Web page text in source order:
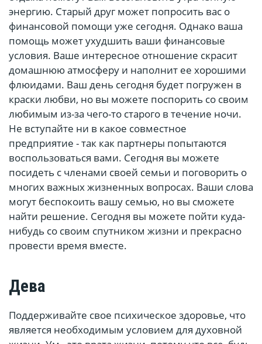
энергию. Старый друг может попросить вас о
финансовой помощи уже сегодня. Однако ваша
помощь может ухудшить ваши финансовые
условия. Ваше интересное отношение скрасит
домашнюю атмосферу и наполнит ее хорошими
флюидами. Ваш день сегодня будет погружен в
краски любви, но вы можете поспорить со своим
любимым из-за чего-то старого в течение ночи.
Не вступайте ни в какое совместное
предприятие - так как партнеры попытаются
воспользоваться вами. Сегодня вы можете
посидеть с членами своей семьи и поговорить о
многих важных жизненных вопросах. Ваши слова
могут беспокоить вашу семью, но вы сможете
найти решение. Сегодня вы можете пойти куда-
нибудь со своим спутником жизни и прекрасно
провести время вместе.
Дева
Поддерживайте свое психическое здоровье, что
является необходимым условием для духовной